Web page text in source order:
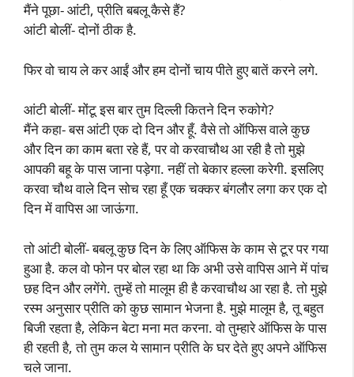
मैंने पूछा- आंटी, प्रीति बबलू कैसे हैं?
आंटी बोलीं- दोनों ठीक है.
फिर वो चाय ले कर आईं और हम दोनों चाय पीते हुए बातें करने लगे.
आंटी बोलीं- मोंटू इस बार तुम दिल्ली कितने दिन रुकोगे?
मैंने कहा- बस आंटी एक दो दिन और हूँ. वैसे तो ऑफिस वाले कुछ
और दिन का काम बता रहे हैं, पर वो करवाचौथ आ रही है तो मुझे
आपकी बहू के पास जाना पड़ेगा. नहीं तो बेकार हल्ला करेगी. इसलिए
करवा चौथ वाले दिन सोच रहा हूँ एक चक्कर बंगलौर लगा कर एक दो
दिन में वापिस आ जाऊंगा.
तो आंटी बोलीं- बबलू कुछ दिन के लिए ऑफिस के काम से टूर पर गया
हुआ है. कल वो फोन पर बोल रहा था कि अभी उसे वापिस आने में पांच
छह दिन और लगेंगे. तुम्हें तो मालूम ही है करवाचौथ आ रहा है. तो मुझे
रस्म अनुसार प्रीति को कुछ सामान भेजना है. मुझे मालूम है, तू बहुत
बिजी रहता है, लेकिन बेटा मना मत करना. वो तुम्हारे ऑफिस के पास
ही रहती है, तो तुम कल ये सामान प्रीति के घर देते हुए अपने ऑफिस
चले जाना.